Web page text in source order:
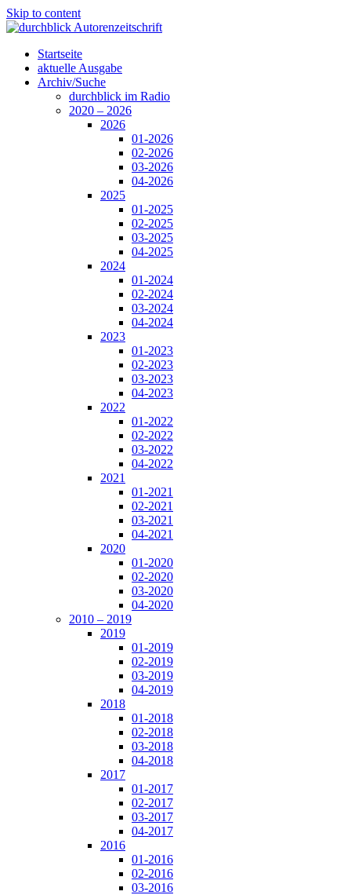
Skip to content
Startseite
aktuelle Ausgabe
Archiv/Suche
durchblick im Radio
2020 – 2026
2026
01-2026
02-2026
03-2026
04-2026
2025
01-2025
02-2025
03-2025
04-2025
2024
01-2024
02-2024
03-2024
04-2024
2023
01-2023
02-2023
03-2023
04-2023
2022
01-2022
02-2022
03-2022
04-2022
2021
01-2021
02-2021
03-2021
04-2021
2020
01-2020
02-2020
03-2020
04-2020
2010 – 2019
2019
01-2019
02-2019
03-2019
04-2019
2018
01-2018
02-2018
03-2018
04-2018
2017
01-2017
02-2017
03-2017
04-2017
2016
01-2016
02-2016
03-2016